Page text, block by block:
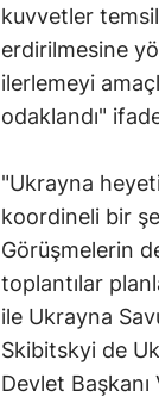
kuvvetler
erdirilmesine
ilerlemeyi
odaklandı"
"Ukrayna
koordineli bir
Görüşmelerin
toplantılar
ile Ukrayna
Skibitskyi de
Devlet